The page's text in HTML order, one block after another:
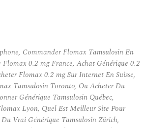
Commander Flomax Tamsulosin En
0.2 mg France, Achat Générique 0.2
Flomax 0.2 mg Sur Internet En Suisse,
Tamsulosin Toronto, Ou Acheter Du
Générique Tamsulosin Québec,
Lyon, Quel Est Meilleur Site Pour
Vrai Générique Tamsulosin Zürich,